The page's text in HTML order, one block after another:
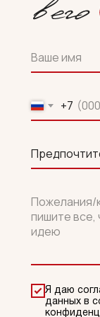
+7
Я даю
данных в